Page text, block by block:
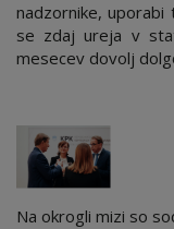
nadzornike,
se zdaj ureja v
mesecev dovolj
Na okrogli mizi so